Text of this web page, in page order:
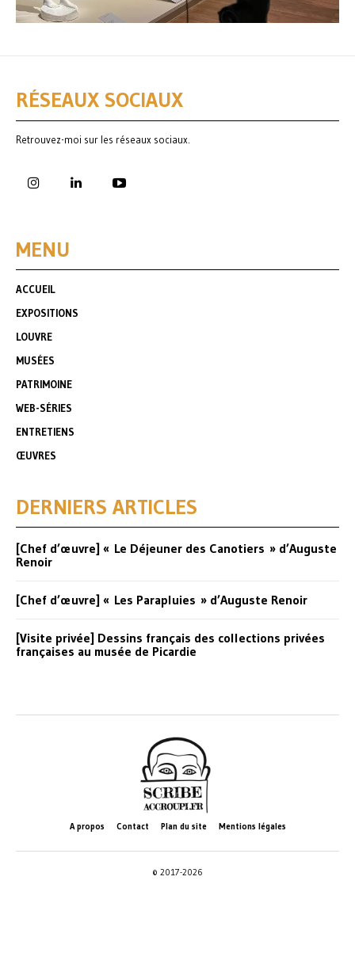
RÉSEAUX SOCIAUX
Retrouvez-moi sur les réseaux sociaux.
MENU
ACCUEIL
EXPOSITIONS
LOUVRE
MUSÉES
PATRIMOINE
WEB-SÉRIES
ENTRETIENS
ŒUVRES
DERNIERS ARTICLES
[Chef d’œuvre] « Le Déjeuner des Canotiers » d’Auguste
Renoir
[Chef d’œuvre] « Les Parapluies » d’Auguste Renoir
[Visite privée] Dessins français des collections privées
françaises au musée de Picardie
A propos Contact Plan du site Mentions légales
© 2017-2026